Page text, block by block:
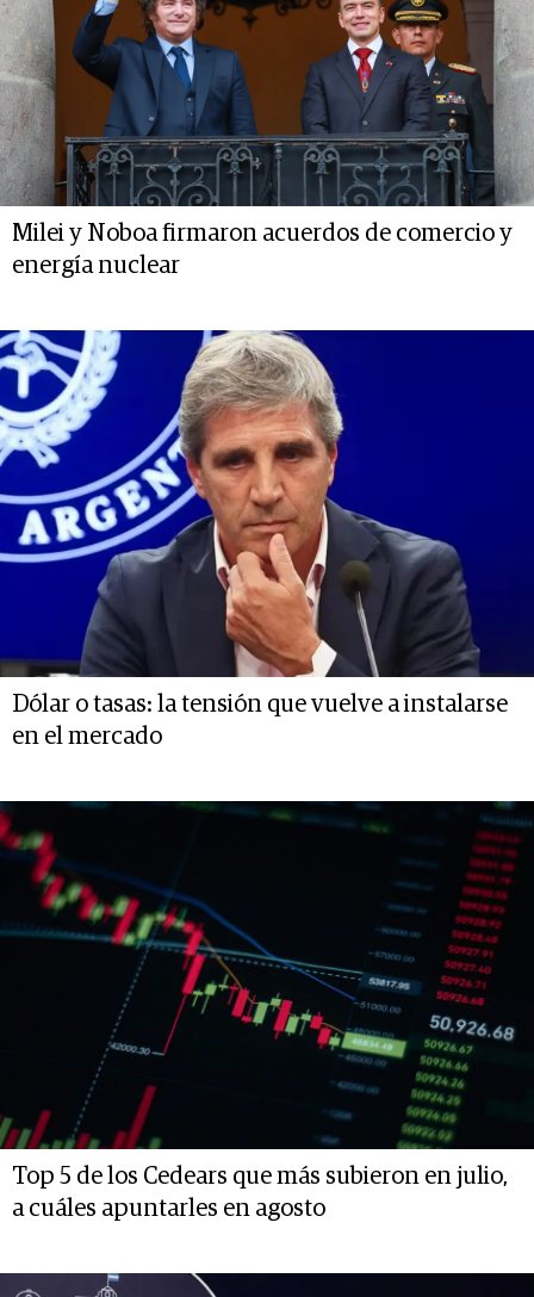
Milei y Noboa firmaron acuerdos de comercio y
energía nuclear
Dólar o tasas: la tensión que vuelve a instalarse
en el mercado
Top 5 de los Cedears que más subieron en julio,
a cuáles apuntarles en agosto